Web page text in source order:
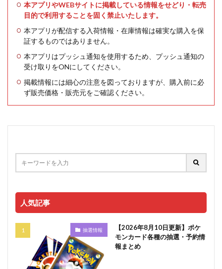
本アプリやWEBサイトに掲載している情報をせどり・転売
目的で利用することを固く禁止いたします。
本アプリが配信する入荷情報・在庫情報は確実な購入を保
証するものではありません。
本アプリはプッシュ通知を使用するため、プッシュ通知の
受け取りをONにしてください。
掲載情報には細心の注意を図っておりますが、購入前に必
ず販売価格・販売元をご確認ください。
人気記事
抽選情報
【2026年8月10日更新】ポケ
モンカード各種の抽選・予約情
報まとめ